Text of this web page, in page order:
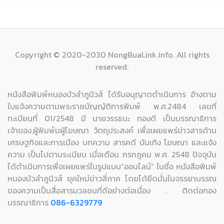
Copyright © 2020-2030 NongBuaLink.info. All rights
reserved.
หนังสือพิมพ์หนองบัวลำภูนิวส์ ได้รับอนุญาตดำเนินการ อ้างตาม
ใบแจ้งความตามพระราชบัญญัติการพิมพ์ พ.ศ.2484 เลขที่
ทะเบียนที่ 01/2548 มี นายวรรธนะ ทองดี เป็นบรรณาธิการ
เจ้าของ,ผู้พิมพ์มผู้โฆษณา วัตถุประสงค์ เพื่อเผยแพร่ข่าวสารด้าน
เศรษฐกิจและการเมือง บทความ สารคดี บันเทิง โฆษณา และแจ้ง
ความ เป็นไปตามระเบียบ เมื่อเดือน กรกฎคม พ.ศ. 2548 ปัจจุบัน
ได้ดำเนินการเพื่อเผยแพร่ในรูปแบบ“ออนไลน์” ในชื่อ หนังสือพิมพ์
หนองบัวลำภูนิวส์ ยุคใหม่ข่าวสี่ภาค โดยได้ยึดมั่นในจรรยาบรรณ
ของความเป็นสื่อสารมวลชนที่ดีอย่างต่อเนื่อง . ติดต่อกอง
บรรณาธิการ 086-6329779